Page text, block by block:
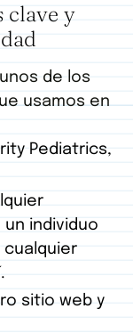
clave y
de los
usamos en
Pediatrics,
individuo
sitio web y